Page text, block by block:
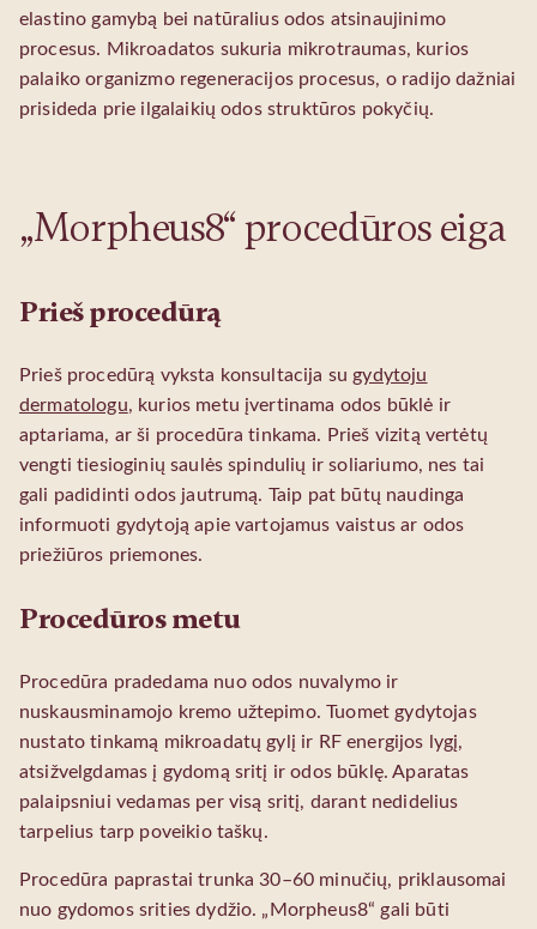
elastino gamybą bei natūralius odos atsinaujinimo
procesus. Mikroadatos sukuria mikrotraumas, kurios
palaiko organizmo regeneracijos procesus, o radijo dažniai
prisideda prie ilgalaikių odos struktūros pokyčių.
„Morpheus8“ procedūros eiga
Prieš procedūrą
Prieš procedūrą vyksta konsultacija su gydytoju
dermatologu, kurios metu įvertinama odos būklė ir
aptariama, ar ši procedūra tinkama. Prieš vizitą vertėtų
vengti tiesioginių saulės spindulių ir soliariumo, nes tai
gali padidinti odos jautrumą. Taip pat būtų naudinga
informuoti gydytoją apie vartojamus vaistus ar odos
priežiūros priemones.
Procedūros metu
Procedūra pradedama nuo odos nuvalymo ir
nuskausminamojo kremo užtepimo. Tuomet gydytojas
nustato tinkamą mikroadatų gylį ir RF energijos lygį,
atsižvelgdamas į gydomą sritį ir odos būklę. Aparatas
palaipsniui vedamas per visą sritį, darant nedidelius
tarpelius tarp poveikio taškų.
Procedūra paprastai trunka 30–60 minučių, priklausomai
nuo gydomos srities dydžio. „Morpheus8“ gali būti